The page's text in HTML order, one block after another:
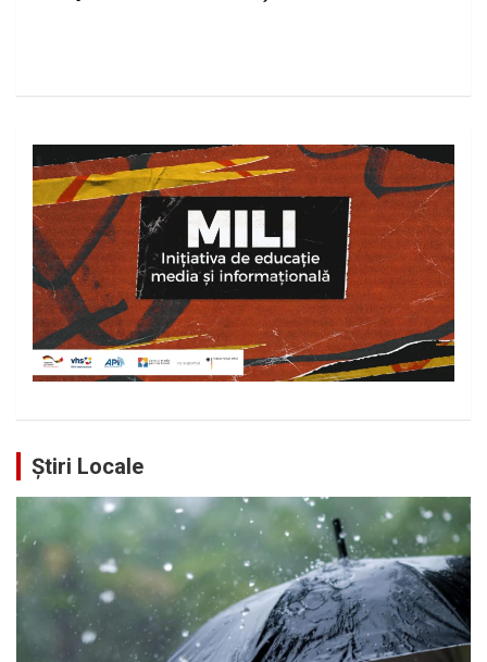
Știri Locale